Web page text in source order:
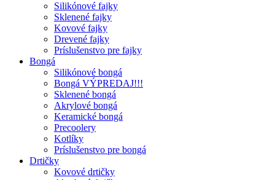
Silikónové fajky
Sklenené fajky
Kovové fajky
Drevené fajky
Príslušenstvo pre fajky
Bongá
Silikónové bongá
Bongá VÝPREDAJ!!!
Sklenené bongá
Akrylové bongá
Keramické bongá
Precoolery
Kotlíky
Príslušenstvo pre bongá
Drtičky
Kovové drtičky